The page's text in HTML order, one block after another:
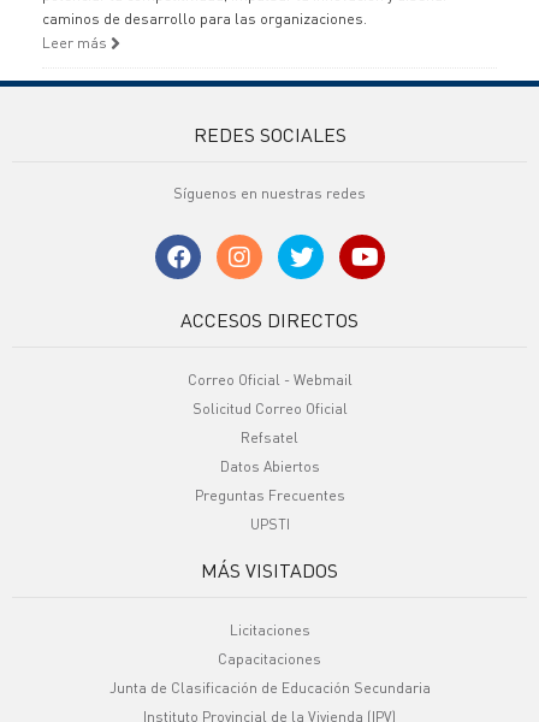
caminos de desarrollo para las organizaciones.
Leer más
REDES SOCIALES
Síguenos en nuestras redes
ACCESOS DIRECTOS
Correo Oficial - Webmail
Solicitud Correo Oficial
Refsatel
Datos Abiertos
Preguntas Frecuentes
UPSTI
MÁS VISITADOS
Licitaciones
Capacitaciones
Junta de Clasificación de Educación Secundaria
Instituto Provincial de la Vivienda (IPV)